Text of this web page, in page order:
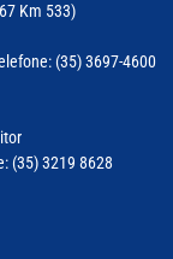
Km 533)
(35) 3697-4600
(35) 3219 8628